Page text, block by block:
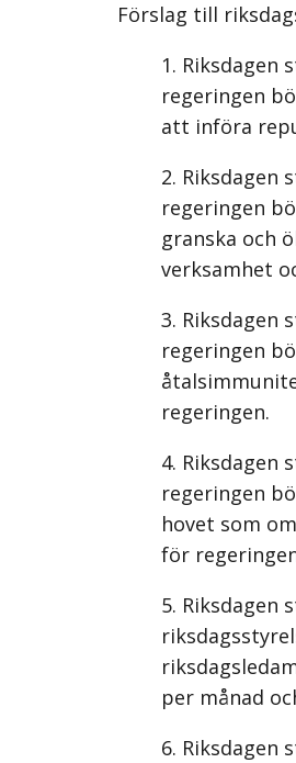
Förslag till
Riksdagen
regeringen
att införa
Riksdagen
regeringen
granska och
verksamhet
Riksdagen
regeringen
regeringen.
Riksdagen
regeringen
hovet som
för
Riksdagen
per månad
Riksdagen